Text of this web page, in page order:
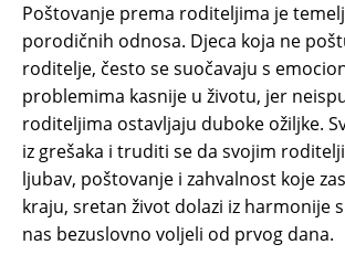
Poštovanje prema roditeljima je
porodičnih odnosa. Djeca koja ne
roditelje, često se suočavaju s
problemima kasnije u životu, jer
roditeljima ostavljaju duboke ožiljke.
iz grešaka i truditi se da svojim
ljubav, poštovanje i zahvalnost koje
kraju, sretan život dolazi iz harmonije
nas bezuslovno voljeli od prvog dana.